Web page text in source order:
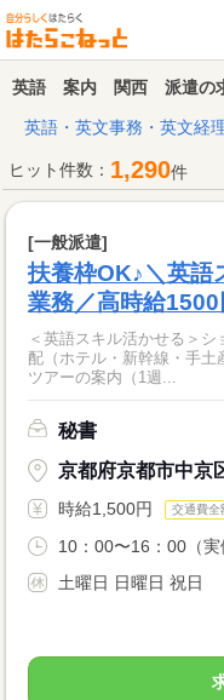
英語 案内 関西 派遣の
英語・英文事務・英文経
ヒット件数： 1,290件
[一般派遣]
扶養枠OK♪＼英
業務／高時給1500
＜英語スキル活かせる＞ショール
配（ホテル・新幹線・手
ツアーの案内（1週...
秘書
京都府京都市中京
時給1,500円 交通費全
10：00〜16：00（
土曜日 日曜日 祝日